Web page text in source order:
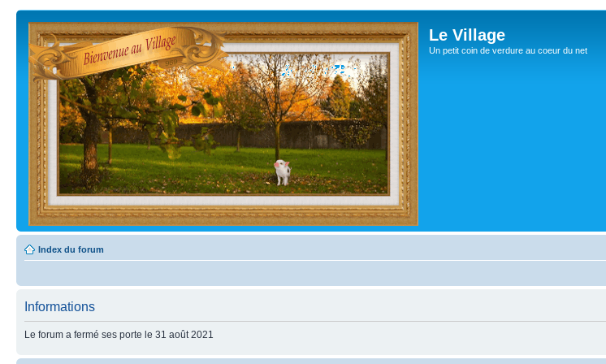
Le Village
Un petit coin de verdure au coeur du net
Index du forum
Informations
Le forum a fermé ses porte le 31 août 2021